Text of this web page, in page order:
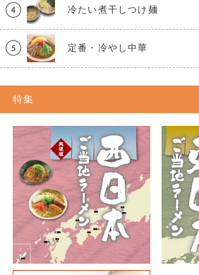
冷たい煮干しつけ麺
定番・冷やし中華
特集